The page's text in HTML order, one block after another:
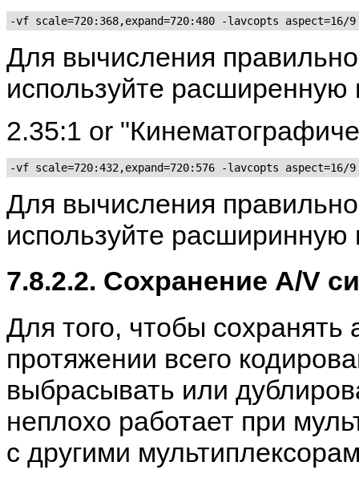
-vf scale=720:368,expand=720:480 -lavcopts aspect=16/9
Для вычисления
используйте
2.35:1 or
-vf scale=720:432,expand=720:576 -lavcopts aspect=16/9
Для вычисления
используйте
7.8.2.2. Сохранение A/V
Для того, чтобы
протяжении всего
выбрасывать или
неплохо работает при
с другими